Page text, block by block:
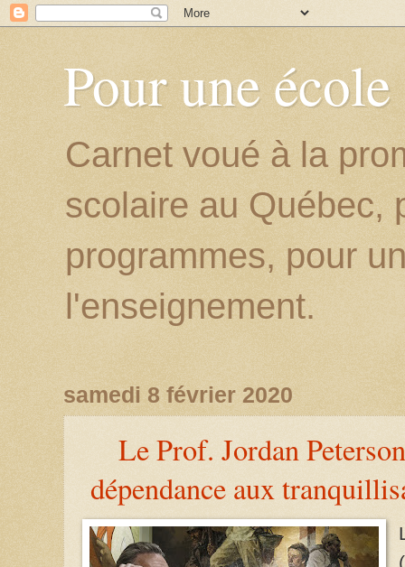
Pour une
Carnet voué à la
scolaire au Québec,
programmes, pour
l'enseignement.
samedi 8 février 2020
Le Prof. Jordan
dépendance aux